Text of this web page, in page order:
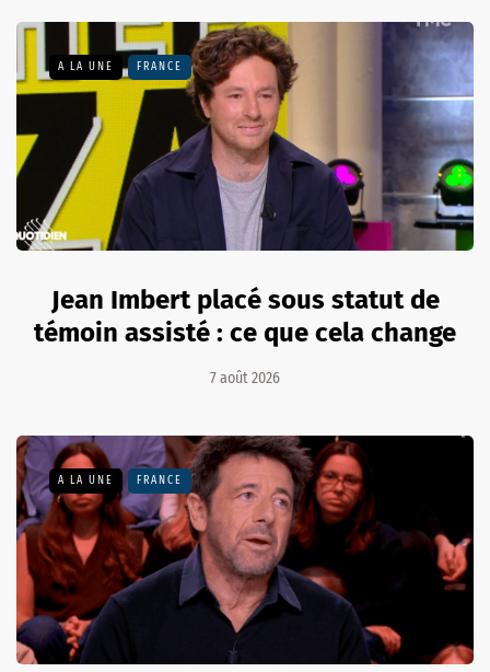
A LA UNE FRANCE
Jean Imbert placé sous statut de
témoin assisté : ce que cela change
7 août 2026
A LA UNE FRANCE